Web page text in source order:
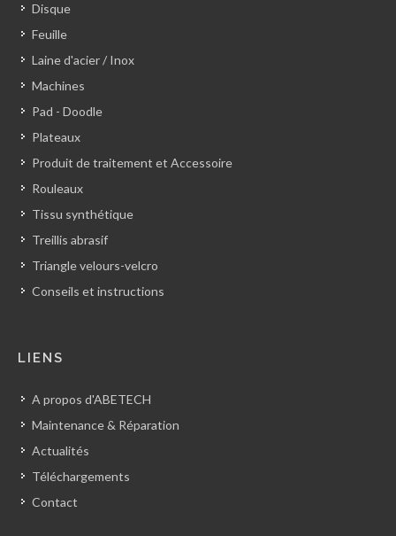
Disque
Feuille
Laine d'acier / Inox
Machines
Pad - Doodle
Plateaux
Produit de traitement et Accessoire
Rouleaux
Tissu synthétique
Treillis abrasif
Triangle velours-velcro
Conseils et instructions
LIENS
A propos d'ABETECH
Maintenance & Réparation
Actualités
Téléchargements
Contact